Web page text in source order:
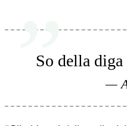
So della